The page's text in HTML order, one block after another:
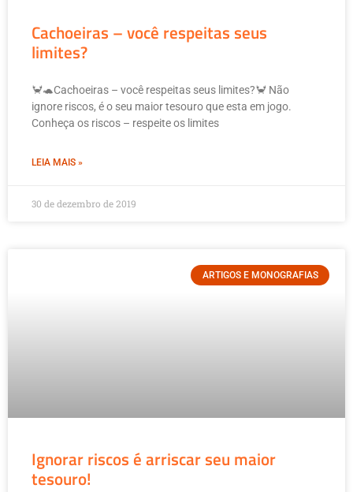
Cachoeiras – você respeitas seus
limites?
🦀🐢Cachoeiras – você respeitas seus limites?🦀 Não
ignore riscos, é o seu maior tesouro que esta em jogo.
Conheça os riscos – respeite os limites
LEIA MAIS »
30 de dezembro de 2019
ARTIGOS E MONOGRAFIAS
Ignorar riscos é arriscar seu maior
tesouro!